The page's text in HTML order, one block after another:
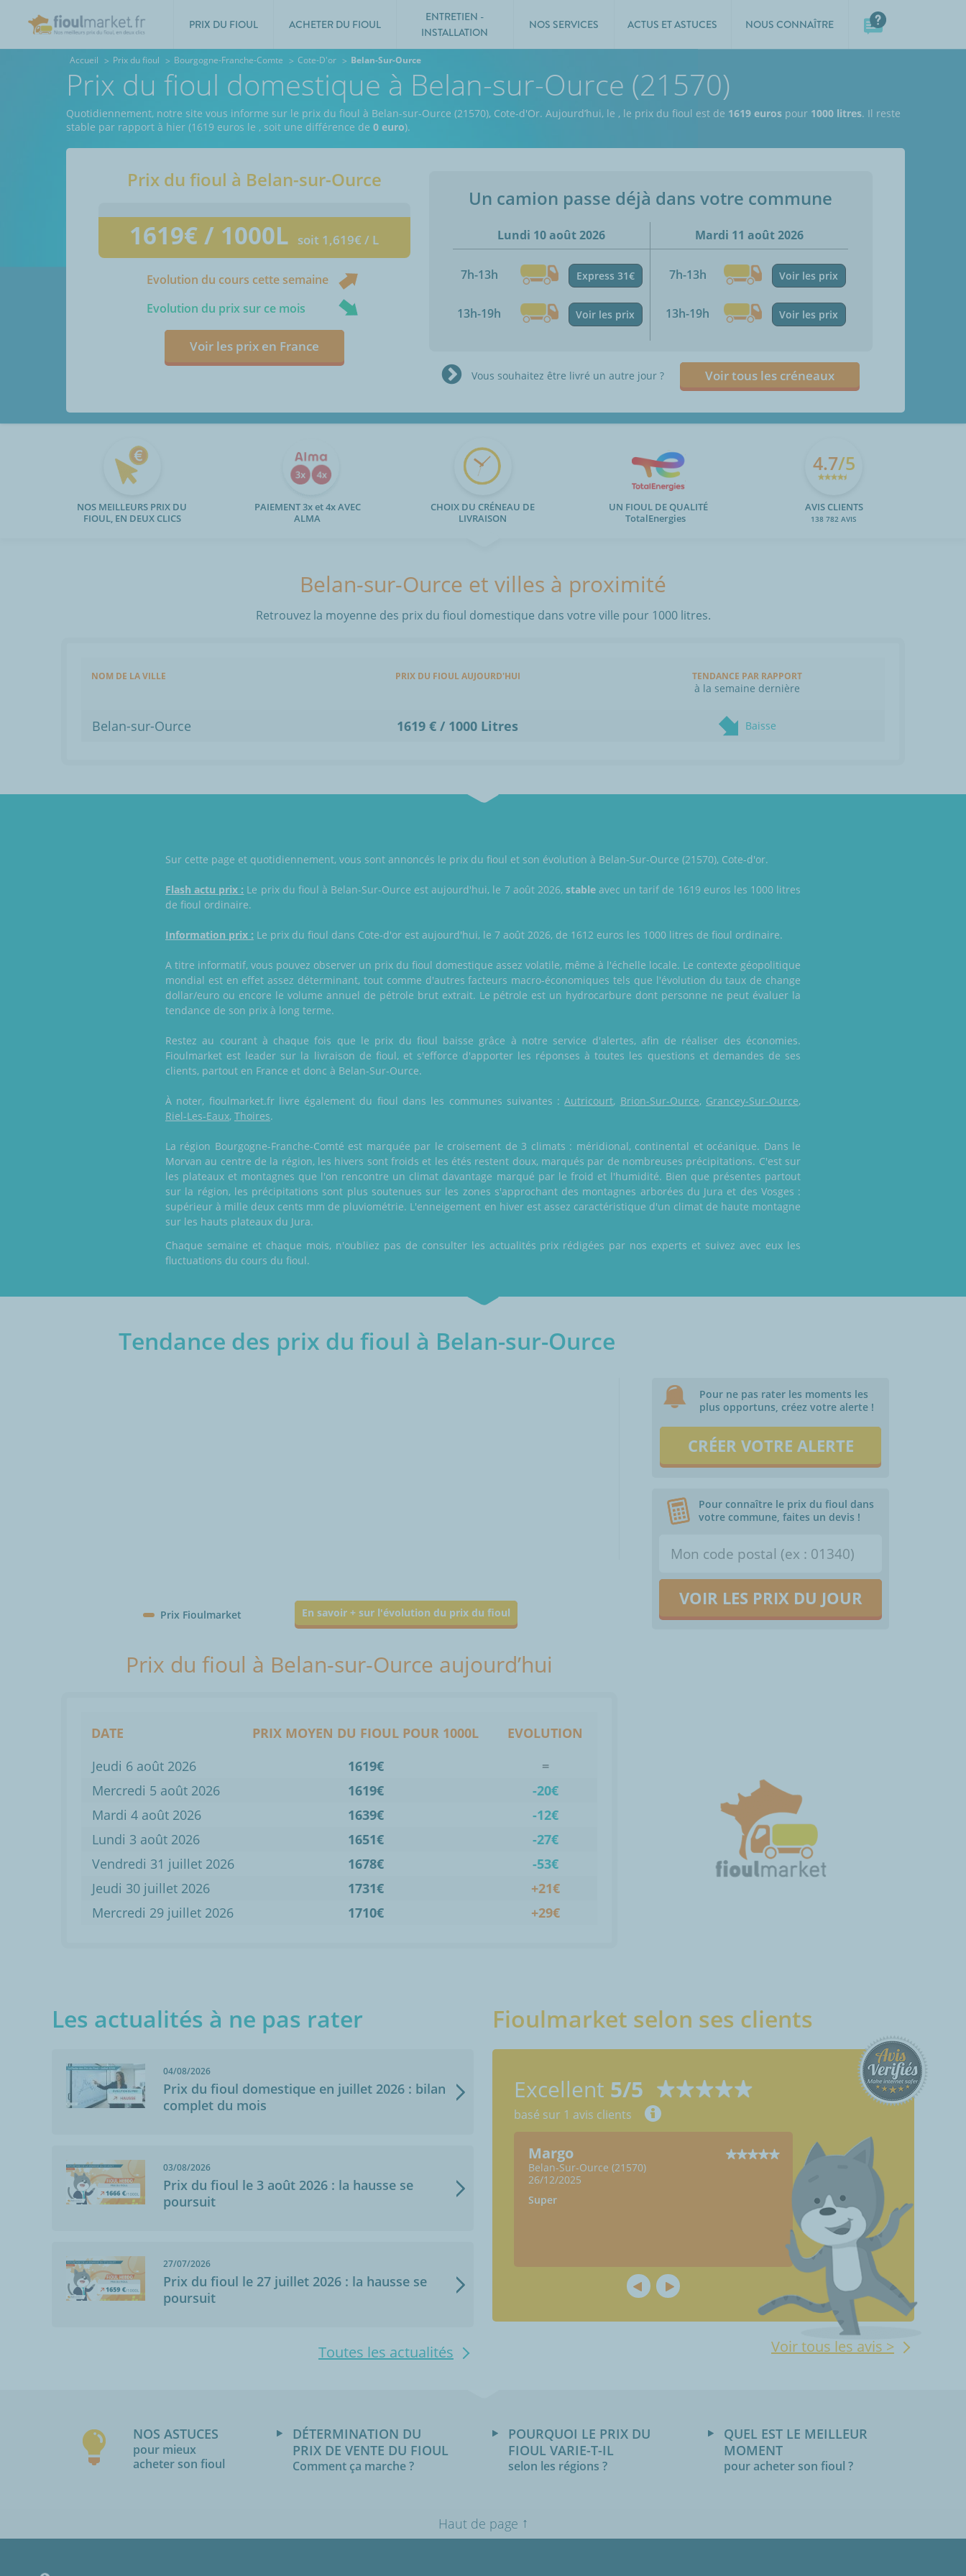
PRIX DU FIOUL ACHETER DU FIOUL
ENTRETIEN -
INSTALLATION
NOS SERVICES ACTUS ET ASTUCES NOUS CONNAÎTRE
Accueil Prix du fioul Bourgogne-Franche-Comte Cote-D'or Belan-Sur-Ource
Prix du fioul domestique à Belan-sur-Ource (21570)
Quotidiennement, notre site vous informe sur le prix du fioul à Belan-sur-Ource (21570), Cote-d'Or. Aujourd’hui, le , le prix du fioul est de 1619 euros pour 1000 litres. Il reste
stable par rapport à hier (1619 euros le , soit une différence de 0 euro).
Prix du fioul à Belan-sur-Ource
1619€ / 1000L soit 1,619€ / L
Evolution du cours cette semaine
Evolution du prix sur ce mois
Voir les prix en France
Un camion passe déjà dans votre commune
Lundi 10 août 2026
7h-13h Express 31€
13h-19h Voir les prix
Mardi 11 août 2026
7h-13h Voir les prix
13h-19h Voir les prix
Vous souhaitez être livré un autre jour ? Voir tous les créneaux
NOS MEILLEURS PRIX DU
FIOUL, EN DEUX CLICS
PAIEMENT 3x et 4x AVEC
ALMA
CHOIX DU CRÉNEAU DE
LIVRAISON
UN FIOUL DE QUALITÉ
TotalEnergies
4.7/5
AVIS CLIENTS
138 782 AVIS
Belan-sur-Ource et villes à proximité
Retrouvez la moyenne des prix du fioul domestique dans votre ville pour 1000 litres.
NOM DE LA VILLE PRIX DU FIOUL AUJOURD'HUI TENDANCE PAR RAPPORT
à la semaine dernière
Belan-sur-Ource 1619 € / 1000 Litres Baisse
Sur cette page et quotidiennement, vous sont annoncés le prix du fioul et son évolution à Belan-Sur-Ource (21570), Cote-d'or.
Flash actu prix : Le prix du fioul à Belan-Sur-Ource est aujourd'hui, le 7 août 2026, stableavec un tarif de 1619 euros les 1000 litres
de fioul ordinaire.
Information prix : Le prix du fioul dans Cote-d'or est aujourd'hui, le 7 août 2026, de 1612 euros les 1000 litres de fioul ordinaire.
A titre informatif, vous pouvez observer un prix du fioul domestique assez volatile, même à l'échelle locale. Le contexte géopolitique
mondial est en effet assez déterminant, tout comme d'autres facteurs macro-économiques tels que l'évolution du taux de change
dollar/euro ou encore le volume annuel de pétrole brut extrait. Le pétrole est un hydrocarbure dont personne ne peut évaluer la
tendance de son prix à long terme.
Restez au courant à chaque fois que le prix du fioul baisse grâce à notre service d'alertes, afin de réaliser des économies.
Fioulmarket est leader sur la livraison de fioul, et s'efforce d'apporter les réponses à toutes les questions et demandes de ses
clients, partout en France et donc à Belan-Sur-Ource.
À noter, fioulmarket.fr livre également du fioul dans les communes suivantes :Autricourt, Brion-Sur-Ource, Grancey-Sur-Ource,
Riel-Les-Eaux, Thoires.
La région Bourgogne-Franche-Comté est marquée par le croisement de 3 climats : méridional, continental et océanique. Dans le
Morvan au centre de la région, les hivers sont froids et les étés restent doux, marqués par de nombreuses précipitations. C'est sur
les plateaux et montagnes que l'on rencontre un climat davantage marqué par le froid et l'humidité. Bien que présentes partout
sur la région, les précipitations sont plus soutenues sur les zones s'approchant des montagnes arborées du Jura et des Vosges :
supérieur à mille deux cents mm de pluviométrie. L'enneigement en hiver est assez caractéristique d'un climat de haute montagne
sur les hauts plateaux du Jura.
Chaque semaine et chaque mois, n'oubliez pas de consulter les actualités prix rédigées par nos experts et suivez avec eux les
fluctuations du cours du fioul.
Tendance des prix du fioul à Belan-sur-Ource
Prix Fioulmarket En savoir + sur l'évolution du prix du fioul
Pour ne pas rater les moments les
plus opportuns, créez votre alerte !
CRÉER VOTRE ALERTE
Pour connaître le prix du fioul dans
votre commune, faites un devis !
VOIR LES PRIX DU JOUR
Prix du fioul à Belan-sur-Ource aujourd’hui
DATE PRIX MOYEN DU FIOUL POUR 1000L
EVOLUTION
Jeudi 6 août 2026
1619€
=
Mercredi 5 août 2026
1619€
-20€
Mardi 4 août 2026
1639€
-12€
Lundi 3 août 2026
1651€
-27€
Vendredi 31 juillet 2026
1678€
-53€
Jeudi 30 juillet 2026
1731€
+21€
Mercredi 29 juillet 2026
1710€ +29€
Les actualités à ne pas rater
04/08/2026
Prix du fioul domestique en juillet 2026 : bilan
complet du mois
03/08/2026
Prix du fioul le 3 août 2026 : la hausse se
poursuit
27/07/2026
Prix du fioul le 27 juillet 2026 : la hausse se
poursuit
Toutes les actualités
Fioulmarket selon ses clients
Excellent 5/5
basé sur 1 avis clients
Voir tous les avis >
Margo
Belan-Sur-Ource (21570)
26/12/2025
Super
NOS ASTUCES
pour mieux
acheter son fioul
DÉTERMINATION DU
PRIX DE VENTE DU FIOUL
Comment ça marche ?
POURQUOI LE PRIX DU
FIOUL VARIE-T-IL
selon les régions ?
QUEL EST LE MEILLEUR
MOMENT
pour acheter son fioul ?
Haut de page ↑